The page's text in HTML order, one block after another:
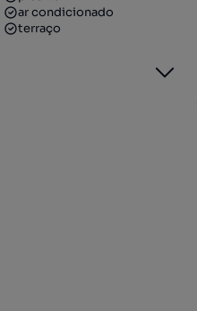
ar condicionado
terraço